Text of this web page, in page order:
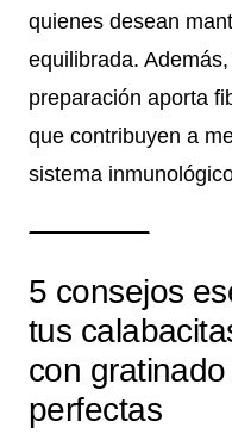
quienes desean
equilibrada.
preparación aporta
que contribuyen a
sistema
5 consejos
tus
con
perfectas